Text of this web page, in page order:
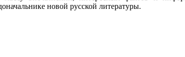
новой русской литературы.